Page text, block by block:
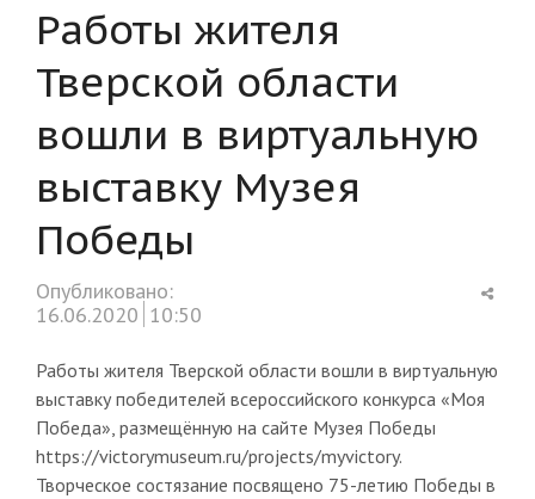
Работы жителя
Тверской области
вошли в виртуальную
выставку Музея
Победы
Опубликовано:
16.06.2020 10:50
Работы жителя Тверской области вошли в виртуальную
выставку победителей всероссийского конкурса «Моя
Победа», размещённую на сайте Музея Победы
https://victorymuseum.ru/projects/myvictory.
Творческое состязание посвящено 75-летию Победы в